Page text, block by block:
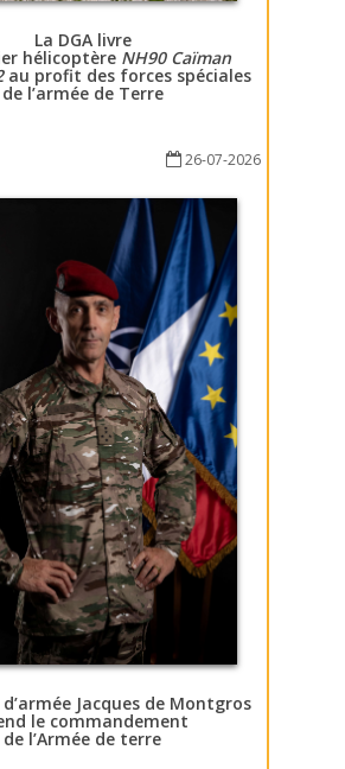
La DGA livre
hélicoptère NH90 Caïman
au profit des forces spéciales
de l’armée de Terre
26-07-2026
Jacques de Montgros
le commandement
de l’Armée de terre